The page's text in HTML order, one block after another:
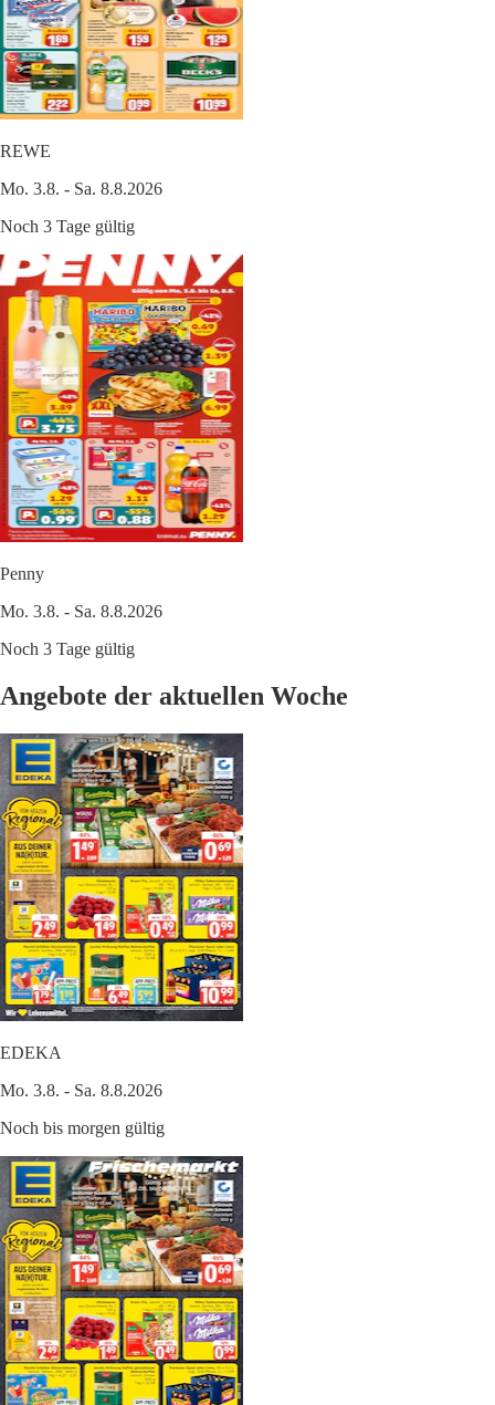
REWE
Mo. 3.8. - Sa. 8.8.2026
Noch 3 Tage gültig
Penny
Mo. 3.8. - Sa. 8.8.2026
Noch 3 Tage gültig
Angebote der aktuellen Woche
EDEKA
Mo. 3.8. - Sa. 8.8.2026
Noch bis morgen gültig